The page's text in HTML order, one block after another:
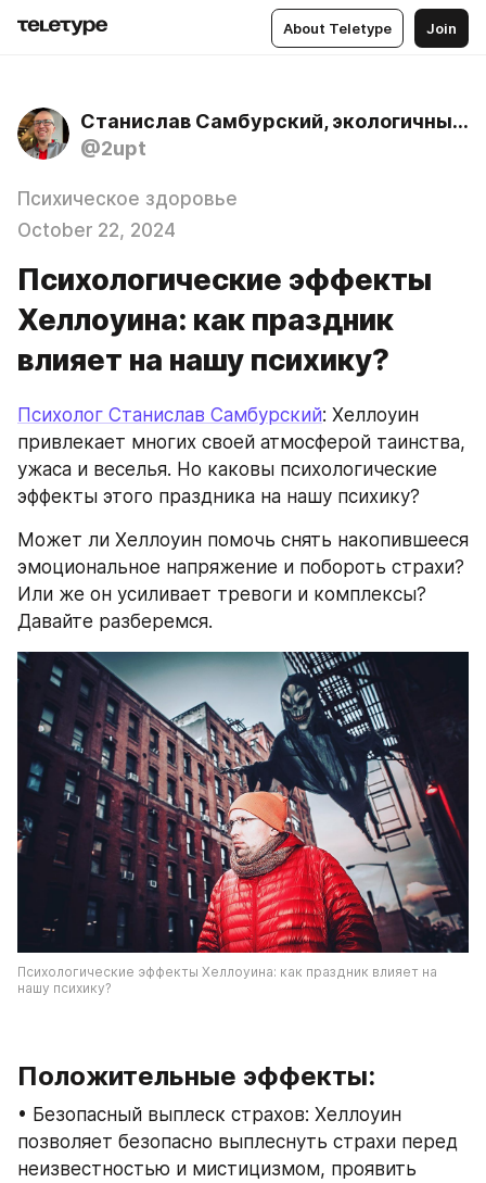
About Teletype Join
Станислав Самбурский, экологичный психолог
@2upt
Психическое здоровье
October 22, 2024
Психологические эффекты
Хеллоуина: как праздник
влияет на нашу психику?
Психолог Станислав Самбурский: Хеллоуин
привлекает многих своей атмосферой таинства,
ужаса и веселья. Но каковы психологические
эффекты этого праздника на нашу психику?
Может ли Хеллоуин помочь снять накопившееся
эмоциональное напряжение и побороть страхи?
Или же он усиливает тревоги и комплексы?
Давайте разберемся.
Психологические эффекты Хеллоуина: как праздник влияет на
нашу психику?
Положительные эффекты:
• Безопасный выплеск страхов: Хеллоуин
позволяет безопасно выплеснуть страхи перед
неизвестностью и мистицизмом, проявить